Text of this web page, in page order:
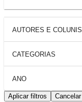
AUTORES E
CATEGORIAS
ANO
Aplicar filtros Cancelar